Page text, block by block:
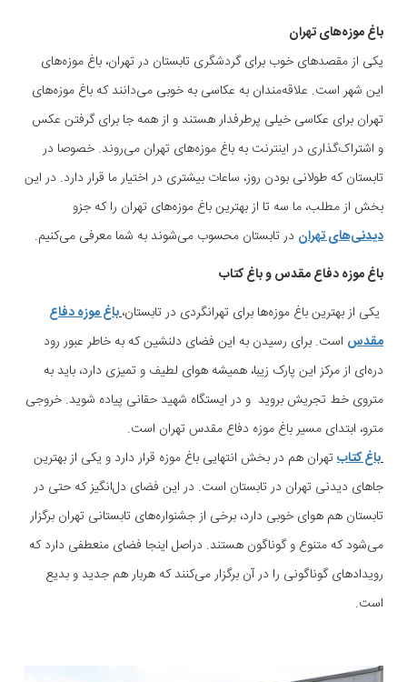
باغ موزه‌های تهران
یکی از مقصد‌های خوب برای گردشگری تابستان در تهران، باغ موزه‌های
این شهر است. علاقه‌مندان به عکاسی به خوبی می‌دانند که باغ موزه‌های
تهران برای عکاسی خیلی پرطرفدار هستند و از همه جا برای گرفتن عکس
و اشتراک‌گذاری در اینترنت به باغ موزه‌های تهران می‌روند. خصوصا در
تابستان که طولانی بودن روز، ساعات بیشتری در اختیار ما قرار دارد. در این
بخش از مطلب، ما سه تا از بهترین باغ موزه‌‌های تهران را که جزو
دیدنی‌های تهران در تابستان محسوب می‌شوند به شما معرفی می‌کنیم.
باغ موزه دفاع مقدس و باغ کتاب
یکی از بهترین باغ موزه‌‌ها برای تهرانگردی در تابستان،باغ موزه دفاع
مقدس است. برای رسیدن به این فضای دلنشین که به خاطر عبور رود‌
دره‌ای از مرکز این پارک زیبا، همیشه هوای لطیف و تمیزی دارد، باید به
متروی خط تجریش بروید و در ایستگاه شهید حقانی پیاده شوید. خروجی
مترو، ابتدای مسیر باغ موزه دفاع مقدس تهران است.
باغ کتابتهران هم در بخش انتهایی باغ موزه قرار دارد و یکی از بهترین
جاهای دیدنی تهران در تابستان است. در این فضای دل‌انگیز که حتی در
تابستان هم هوای خوبی دارد، برخی از جشنواره‌‌های تابستانی تهران برگزار
می‌شود که متنوع و گوناگون هستند. دراصل اینجا فضای منعطفی دارد که
رویداد‌های گوناگونی را در آن برگزار می‌کنند که هربار هم جدید و بدیع
است.